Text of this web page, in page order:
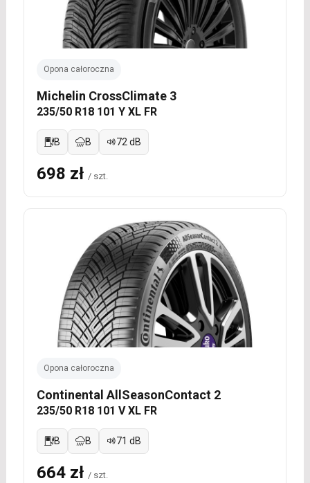
Opona całoroczna
Michelin CrossClimate 3
235/50 R18 101 Y XL FR
B B 72 dB
698 zł / szt.
Opona całoroczna
Continental AllSeasonContact 2
235/50 R18 101 V XL FR
B B 71 dB
664 zł / szt.